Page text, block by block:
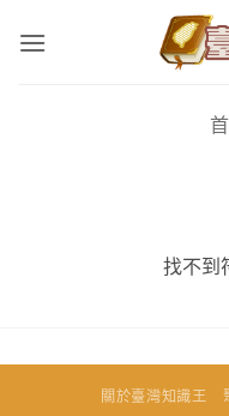
找不到
關於臺灣知識王